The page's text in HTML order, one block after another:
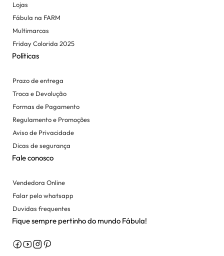
Lojas
Fábula na FARM
Multimarcas
Friday Colorida 2025
Políticas
Prazo de entrega
Troca e Devolução
Formas de Pagamento
Regulamento e Promoções
Aviso de Privacidade
Dicas de segurança
Fale conosco
Vendedora Online
Falar pelo whatsapp
Duvidas frequentes
Fique sempre pertinho do mundo Fábula!